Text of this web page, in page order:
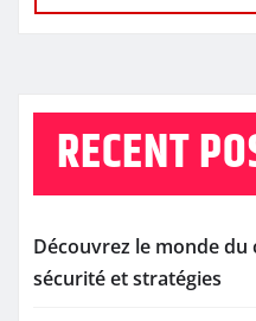
RECENT
Découvrez le monde du
sécurité et stratégies